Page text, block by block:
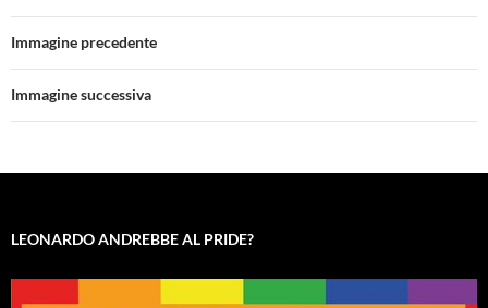
Immagine precedente
Immagine successiva
LEONARDO ANDREBBE AL PRIDE?